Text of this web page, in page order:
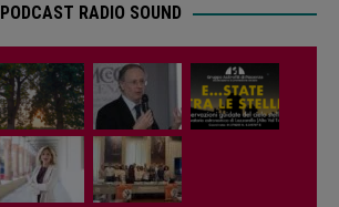
PODCAST RADIO SOUND